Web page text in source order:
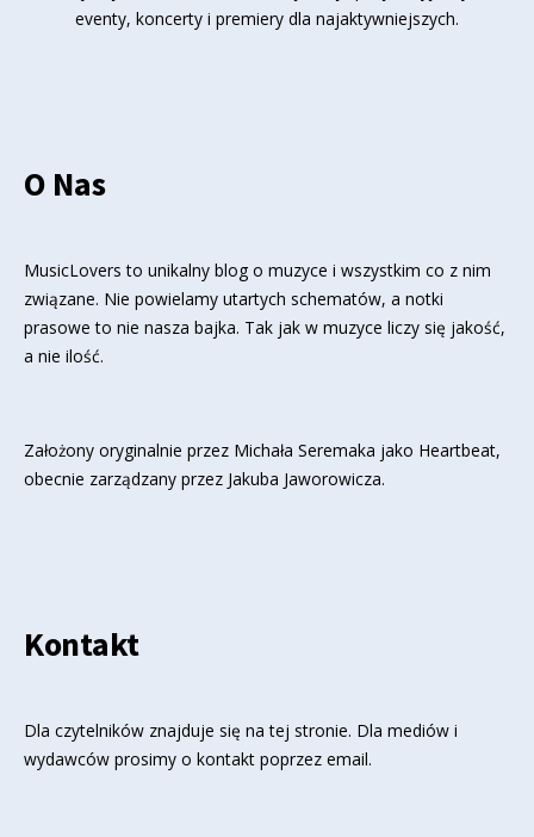
eventy, koncerty i premiery dla najaktywniejszych.
O Nas
MusicLovers to unikalny blog o muzyce i wszystkim co z nim
związane. Nie powielamy utartych schematów, a notki
prasowe to nie nasza bajka. Tak jak w muzyce liczy się jakość,
a nie ilość.
Założony oryginalnie przez Michała Seremaka jako Heartbeat,
obecnie zarządzany przez Jakuba Jaworowicza.
Kontakt
Dla czytelników znajduje się na tej stronie. Dla mediów i
wydawców prosimy o kontakt poprzez email.